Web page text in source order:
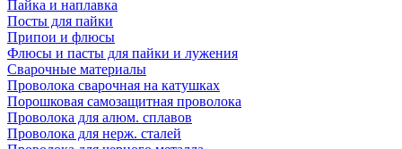
Пайка и наплавка
Посты для пайки
Припои и флюсы
Флюсы и пасты для пайки и лужения
Сварочные материалы
Проволока сварочная на катушках
Порошковая самозащитная проволока
Проволока для алюм. сплавов
Проволока для нерж. сталей